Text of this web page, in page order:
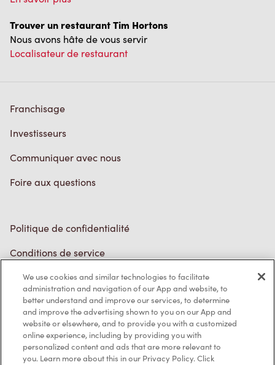
Trouver un restaurant Tim Hortons
Nous avons hâte de vous servir
Localisateur de restaurant
Investisseurs
Communiquer avec nous
Foire aux questions
Conditions de service
Marques de commerce
Accessibilité
Diagnostic
Contactez-nous
We use cookies and similar technologies to facilitate
administration and navigation of our App and website, to
better understand and improve our services, to determine
and improve the advertising shown to you on our App and
website or elsewhere, and to provide you with a customized
online experience, including by providing you with
personalized content and ads that are more relevant to
you. Learn more about this in our Privacy Policy. Click